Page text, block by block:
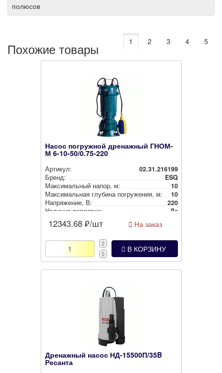
полюсов
Похожие товары 1 2 3 4 5
Насос погружной дренажный ГНОМ-
М 6-10-50/0.75-220
Артикул:
02.31.216199
Бренд:
ESQ
Мак­си­маль­ный напор, м:
10
Мак­си­маль­ная глубина пог­ру­же­ния, м:
10
Нап­ря­же­ние, В:
220
Наличие поплавка:
Да
12343.68 ₽/шт На заказ
В КОРЗИНУ
Дренажный насос НД-15500П/35B
Ресанта